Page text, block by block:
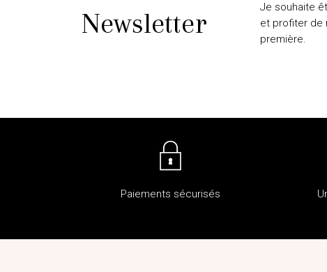
Newsletter
Je souhaite
et profiter de
première.
Paiements sécurisés